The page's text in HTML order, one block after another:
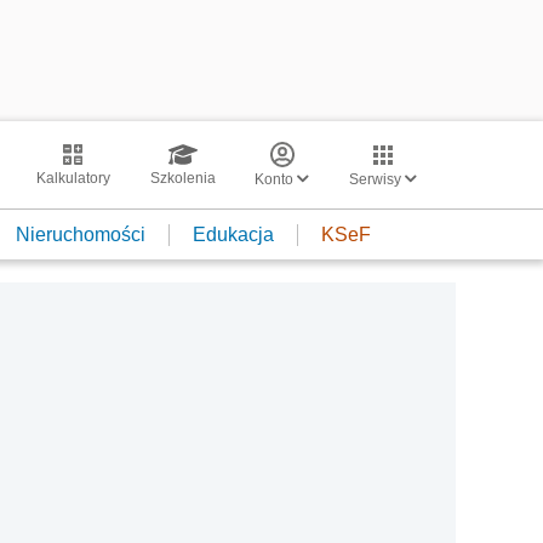
Kalkulatory Szkolenia Konto Serwisy
Nieruchomości Edukacja KSeF